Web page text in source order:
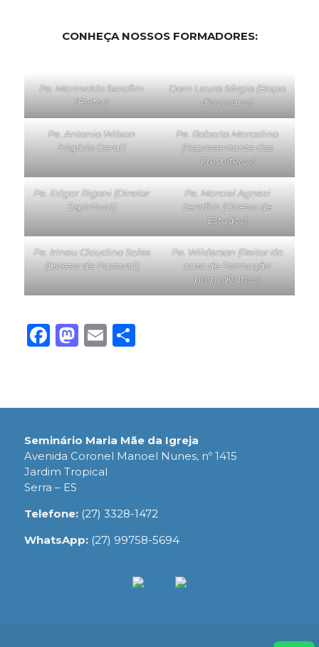
CONHEÇA NOSSOS FORMADORES:
Pe. Marinaldo Serafim
(Reitor)
Dom Lauro Sérgio (Bispo
diocesano)
Pe. Antonio Wilson
(Vigário Geral)
Pe. Roberto Marcelino
(Representante dos
Presbíteros)
Pe. Edgar Rigoni (Diretor
Espiritual)
Pe. Marciel Agnezi
Serafim (Diretor de
Estudos)
Pe. Irineu Claudino Sales
(Diretor de Pastoral)
Pe. Wilderson (Reitor da
casa de Formação
propedêutico)
Facebook
Mastodon
EmailShare
Seminário Maria Mãe da Igreja
Avenida Coronel Manoel Nunes, nº 1415
Jardim Tropical
Serra – ES
Telefone: (27) 3328-1472
WhatsApp: (27) 99758-5694